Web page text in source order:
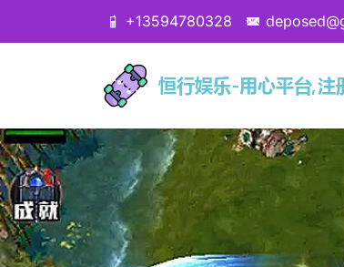
+13594780328